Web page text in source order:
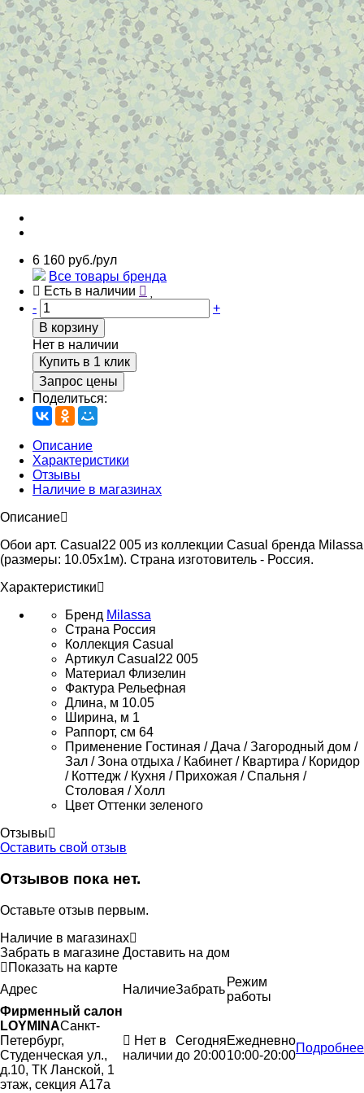
6 160 руб./рул
Все товары бренда
Есть в наличии
-
+
В корзину
Нет в наличии
Купить в 1 клик
Запрос цены
Поделиться:
Описание
Характеристики
Отзывы
Наличие в магазинах
Описание
Обои арт. Casual22 005 из коллекции Casual бренда Milassa
(размеры: 10.05х1м). Страна изготовитель - Россия.
Характеристики
Бренд Milassa
Страна Россия
Коллекция Casual
Артикул Casual22 005
Материал Флизелин
Фактура Рельефная
Длина, м 10.05
Ширина, м 1
Раппорт, см 64
Применение Гостиная / Дача / Загородный дом /
Зал / Зона отдыха / Кабинет / Квартира / Коридор
/ Коттедж / Кухня / Прихожая / Спальня /
Столовая / Холл
Цвет Оттенки зеленого
Отзывы
Оставить свой отзыв
Отзывов пока нет.
Оставьте отзыв первым.
Наличие в магазинах
Забрать в магазине Доставить на дом
Показать на карте
Адрес
НаличиеЗабрать
Режим
работы
Фирменный салон
LOYMINAСанкт-
Петербург,
Студенческая ул.,
д.10, ТК Ланской, 1
этаж, секция А17а
Нет в
наличии
Сегодня
до 20:00
Ежедневно
10:00-20:00
Подробнее